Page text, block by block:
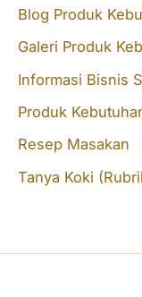
c
h
f
o
Blog Produk
Galeri Produk
Informasi Bisnis
Produk
Resep Masakan
Tanya Koki